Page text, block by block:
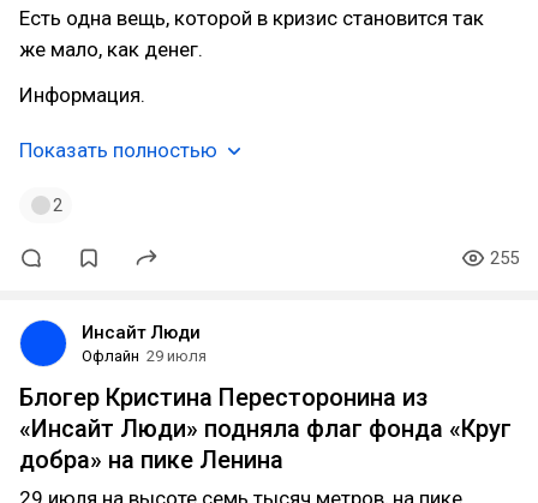
Есть одна вещь, которой в кризис становится так
же мало, как денег.
Информация.
Показать полностью
2
255
Инсайт Люди
Офлайн 29 июля
Блогер Кристина Пересторонина из
«Инсайт Люди» подняла флаг фонда «Круг
добра» на пике Ленина
29 июля на высоте семь тысяч метров, на пике